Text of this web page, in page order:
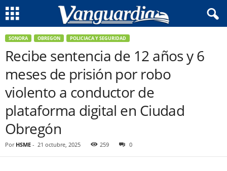
SONORA OBREGON POLICIACA Y SEGURIDAD
Recibe sentencia de 12 años y 6
meses de prisión por robo
violento a conductor de
plataforma digital en Ciudad
Obregón
Por HSME - 21 octubre, 2025 259 0